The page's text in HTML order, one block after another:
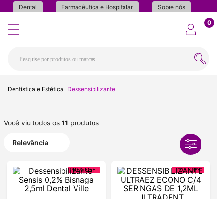
Dental Farmacêutica e Hospitalar Sobre nós
0
Dentística e Estética Dessensibilizante
Você viu todos os 11 produtos
Relevância
10% OFF 10% OFF